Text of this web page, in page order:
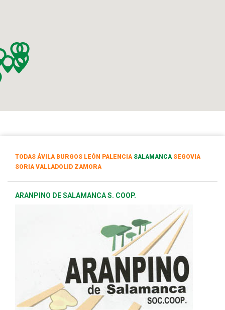
TODAS ÁVILA BURGOS LEÓN PALENCIA SALAMANCA SEGOVIA
SORIA VALLADOLID ZAMORA
ARANPINO DE SALAMANCA S. COOP.